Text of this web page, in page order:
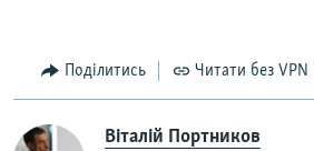
Поділитись Читати без VPN
Віталій Портников